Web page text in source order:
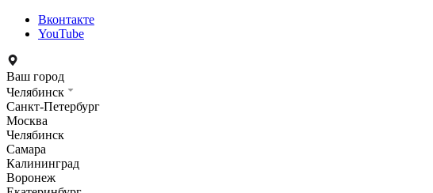
Вконтакте
YouTube
Ваш город
Челябинск
Санкт-Петербург
Москва
Челябинск
Самара
Калининград
Воронеж